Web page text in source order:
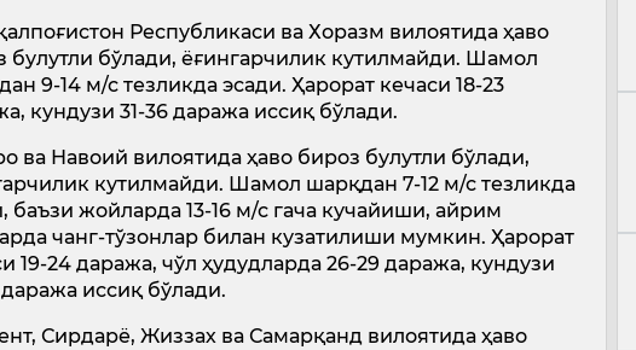
Республикаси ва Хоразм вилоятида ҳаво
булутли бўлади, ёғингарчилик кутилмайди. Шамол
9-14 м/с тезликда эсади. Ҳарорат кечаси 18-23
кундузи 31-36 даража иссиқ бўлади.
ва Навоий вилоятида ҳаво бироз булутли бўлади,
кутилмайди. Шамол шарқдан 7-12 м/с тезликда
баъзи жойларда 13-16 м/с гача кучайиши, айрим
чанг-тўзонлар билан кузатилиши мумкин. Ҳарорат
19-24 даража, чўл ҳудудларда 26-29 даража, кундузи
даража иссиқ бўлади.
Сирдарё, Жиззах ва Самарқанд вилоятида ҳаво